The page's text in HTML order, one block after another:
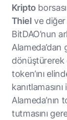
Kripto
Thielve
BitDAO’nun
Alameda’dan
dönüştürerek
token’ını
Alameda’nın
tutmasını